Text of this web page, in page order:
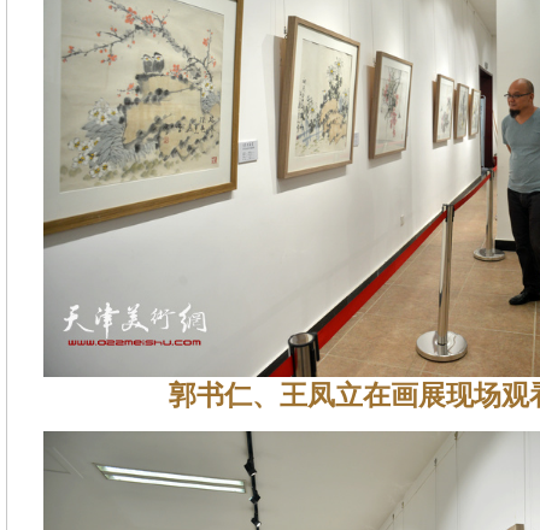
郭书仁、王凤立在画展现场观